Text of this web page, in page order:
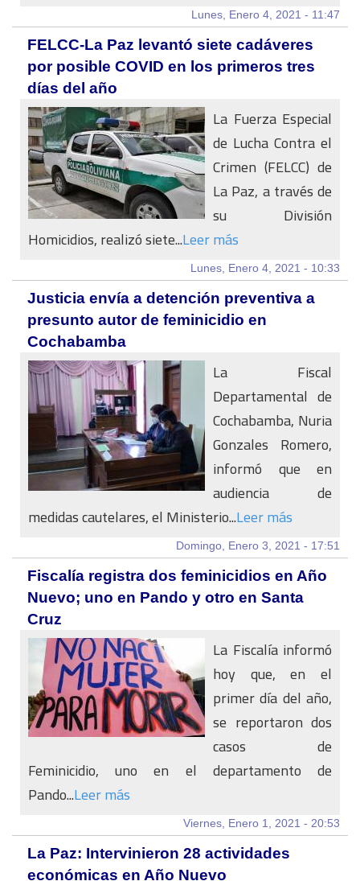
Lunes, Enero 4, 2021 - 11:47
FELCC-La Paz levantó siete cadáveres
por posible COVID en los primeros tres
días del año
La Fuerza Especial
de Lucha Contra el
Crimen (FELCC) de
La Paz, a través de
su División
Homicidios, realizó siete...Leer más
Lunes, Enero 4, 2021 - 10:33
Justicia envía a detención preventiva a
presunto autor de feminicidio en
Cochabamba
La Fiscal
Departamental de
Cochabamba, Nuria
Gonzales Romero,
informó que en
audiencia de
medidas cautelares, el Ministerio...Leer más
Domingo, Enero 3, 2021 - 17:51
Fiscalía registra dos feminicidios en Año
Nuevo; uno en Pando y otro en Santa
Cruz
La Fiscalía informó
hoy que, en el
primer día del año,
se reportaron dos
casos de
Feminicidio, uno en el departamento de
Pando...Leer más
Viernes, Enero 1, 2021 - 20:53
La Paz: Intervinieron 28 actividades
económicas en Año Nuevo